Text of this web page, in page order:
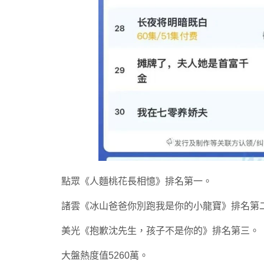
點眾《人麵桃花長相憶》排名第一。
諸雲《冰山爸爸你別跑我是你的小龍寶》排名第
美光《抱歉沈先生，孩子不是你的》排名第三。
大盤熱度值5260萬。